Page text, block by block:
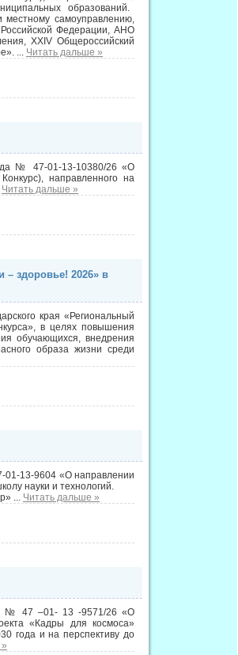
образований.
местному самоуправлению,
Федерации, АНО
XXIV Общероссийский
... Читать дальше »
№ 47-01-13-10380/26 «О
направленного на
Читать дальше »
– здоровье! 2026» в
края «Региональный
в целях повышения
обучающихся, внедрения
образа жизни среди
01-13-9604 «О направлении
науки и технологий.
... Читать дальше »
№ 47 –01- 13 -9571/26 «О
«Кадры для космоса»
года и на перспективу до